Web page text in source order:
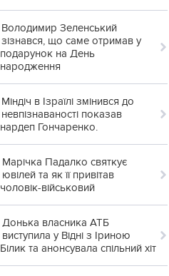
Володимир Зеленський
зізнався, що саме отримав у
подарунок на День
народження
Міндіч в Ізраїлі змінився до
невпізнаваності показав
нардеп Гончаренко.
Марічка Падалко святкує
ювілей та як її привітав
чоловік-військовий
Донька власника АТБ
виступила у Відні з Іриною
Білик та анонсувала спільний хіт